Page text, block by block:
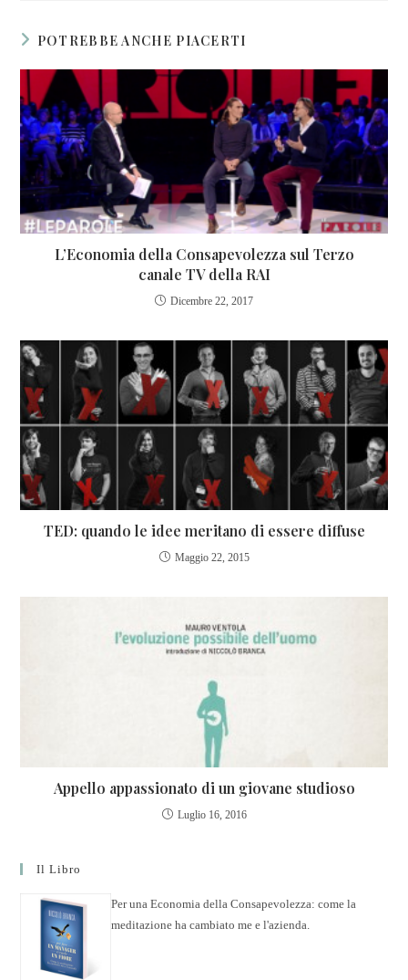
POTREBBE ANCHE PIACERTI
L’Economia della Consapevolezza sul Terzo
canale TV della RAI
Dicembre 22, 2017
TED: quando le idee meritano di essere diffuse
Maggio 22, 2015
Appello appassionato di un giovane studioso
Luglio 16, 2016
Il Libro
Per una Economia della Consapevolezza: come la
meditazione ha cambiato me e l'azienda.